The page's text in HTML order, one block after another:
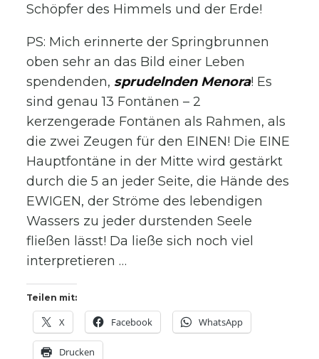
Schöpfer des Himmels und der Erde!
PS: Mich erinnerte der Springbrunnen
oben sehr an das Bild einer Leben
spendenden, sprudelnden Menora! Es
sind genau 13 Fontänen – 2
kerzengerade Fontänen als Rahmen, als
die zwei Zeugen für den EINEN! Die EINE
Hauptfontäne in der Mitte wird gestärkt
durch die 5 an jeder Seite, die Hände des
EWIGEN, der Ströme des lebendigen
Wassers zu jeder durstenden Seele
fließen lässt! Da ließe sich noch viel
interpretieren …
Teilen mit:
X Facebook WhatsApp
Drucken